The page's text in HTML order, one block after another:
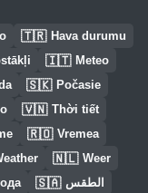
🇹🇷 Hava durumu
🇮🇹 Meteo
🇸🇰 Počasie
🇻🇳 Thời tiết
🇷🇴 Vremea
🇳🇱 Weer
🇸🇦 الطقس